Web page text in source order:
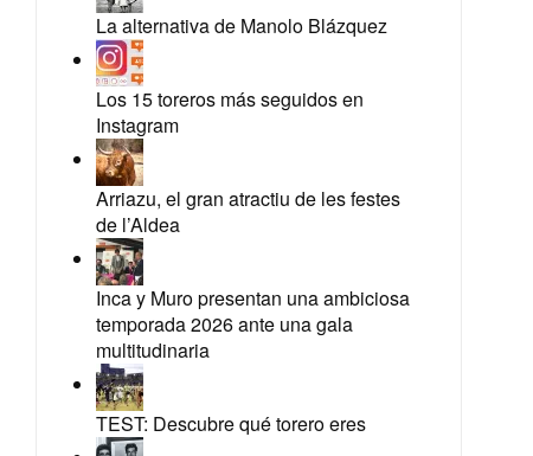
La alternativa de Manolo Blázquez
Los 15 toreros más seguidos en
Instagram
Arriazu, el gran atractiu de les festes
de l’Aldea
Inca y Muro presentan una ambiciosa
temporada 2026 ante una gala
multitudinaria
TEST: Descubre qué torero eres